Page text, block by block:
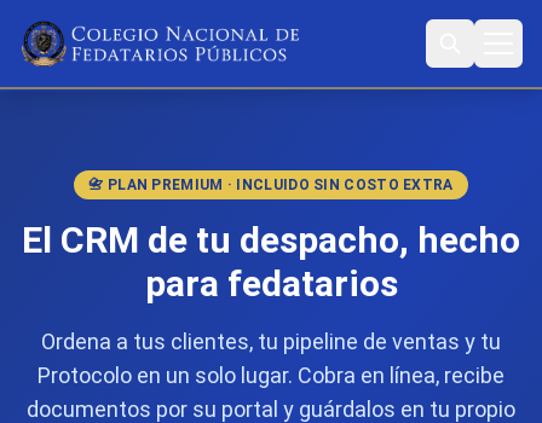
📇 PLAN PREMIUM · INCLUIDO SIN COSTO EXTRA
El CRM de tu despacho, hecho
para fedatarios
Ordena a tus clientes, tu pipeline de ventas y tu
Protocolo en un solo lugar. Cobra en línea, recibe
documentos por su portal y guárdalos en tu propio